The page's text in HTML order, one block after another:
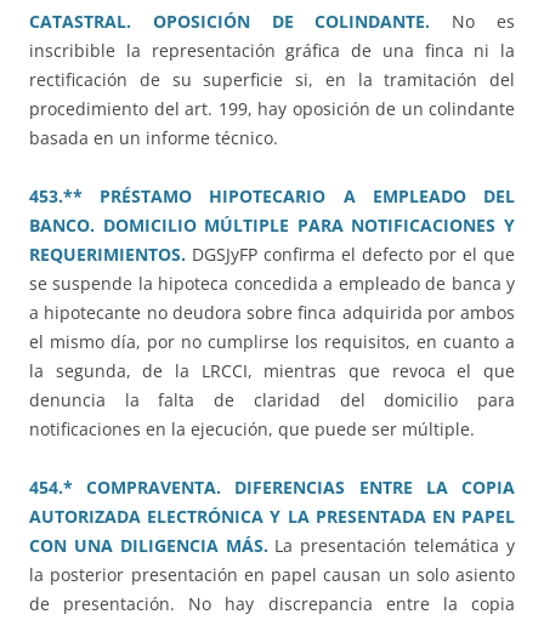
CATASTRAL. OPOSICIÓN DE COLINDANTE. No es
inscribible la representación gráfica de una finca ni la
rectificación de su superficie si, en la tramitación del
procedimiento del art. 199, hay oposición de un colindante
basada en un informe técnico.
453.** PRÉSTAMO HIPOTECARIO A EMPLEADO DEL
BANCO. DOMICILIO MÚLTIPLE PARA NOTIFICACIONES Y
REQUERIMIENTOS. DGSJyFP confirma el defecto por el que
se suspende la hipoteca concedida a empleado de banca y
a hipotecante no deudora sobre finca adquirida por ambos
el mismo día, por no cumplirse los requisitos, en cuanto a
la segunda, de la LRCCI, mientras que revoca el que
denuncia la falta de claridad del domicilio para
notificaciones en la ejecución, que puede ser múltiple.
454.* COMPRAVENTA. DIFERENCIAS ENTRE LA COPIA
AUTORIZADA ELECTRÓNICA Y LA PRESENTADA EN PAPEL
CON UNA DILIGENCIA MÁS. La presentación telemática y
la posterior presentación en papel causan un solo asiento
de presentación. No hay discrepancia entre la copia